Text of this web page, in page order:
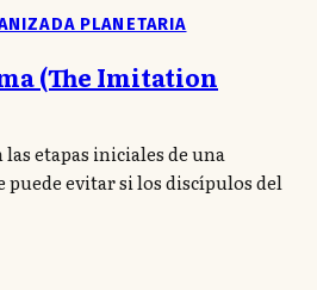
PLANETARIA
(The Imitation
etapas iniciales de una
puede evitar si los discípulos del